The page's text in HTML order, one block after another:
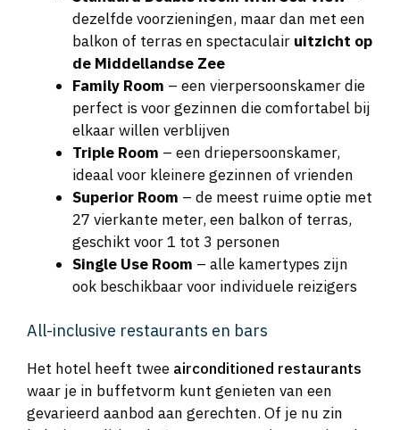
dezelfde voorzieningen, maar dan met een
balkon of terras en spectaculair uitzicht op
de Middellandse Zee
Family Room – een vierpersoonskamer die
perfect is voor gezinnen die comfortabel bij
elkaar willen verblijven
Triple Room – een driepersoonskamer,
ideaal voor kleinere gezinnen of vrienden
Superior Room – de meest ruime optie met
27 vierkante meter, een balkon of terras,
geschikt voor 1 tot 3 personen
Single Use Room – alle kamertypes zijn
ook beschikbaar voor individuele reizigers
All-inclusive restaurants en bars
Het hotel heeft twee airconditioned restaurants
waar je in buffetvorm kunt genieten van een
gevarieerd aanbod aan gerechten. Of je nu zin